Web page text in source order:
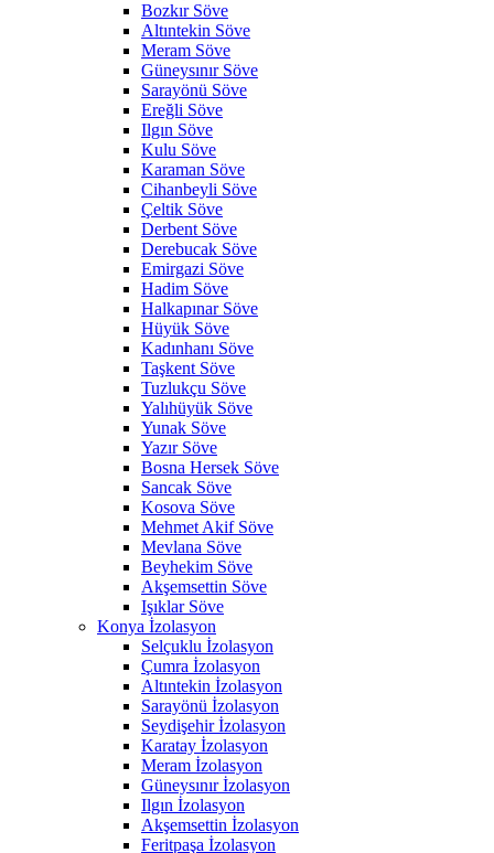
Bozkır Söve
Altıntekin Söve
Meram Söve
Güneysınır Söve
Sarayönü Söve
Ereğli Söve
Ilgın Söve
Kulu Söve
Karaman Söve
Cihanbeyli Söve
Çeltik Söve
Derbent Söve
Derebucak Söve
Emirgazi Söve
Hadim Söve
Halkapınar Söve
Hüyük Söve
Kadınhanı Söve
Taşkent Söve
Tuzlukçu Söve
Yalıhüyük Söve
Yunak Söve
Yazır Söve
Bosna Hersek Söve
Sancak Söve
Kosova Söve
Mehmet Akif Söve
Mevlana Söve
Beyhekim Söve
Akşemsettin Söve
Işıklar Söve
Konya İzolasyon
Selçuklu İzolasyon
Çumra İzolasyon
Altıntekin İzolasyon
Sarayönü İzolasyon
Seydişehir İzolasyon
Karatay İzolasyon
Meram İzolasyon
Güneysınır İzolasyon
Ilgın İzolasyon
Akşemsettin İzolasyon
Feritpaşa İzolasyon